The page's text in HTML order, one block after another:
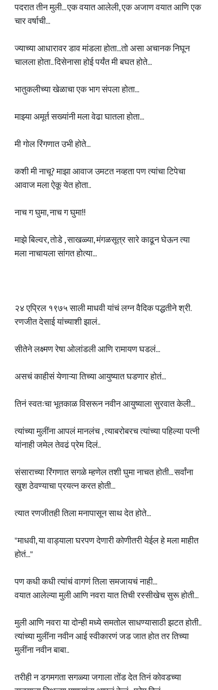
पदरात तीन मुली... एक वयात आलेली, एक अजाण वयात आणि एक
चार वर्षाची...
ज्याच्या आधारावर डाव मांडला होता...तो असा अचानक निघून
चालला होता.. दिसेनासा होई पर्यंत मी बघत होते...
भातुकलीच्या खेळाचा एक भाग संपला होता...
माझ्या अमूर्त सख्यांनी मला वेढा घातला होता...
मी गोल रिंगणात उभी होते...
कशी मी नाचू? माझा आवाज उमटत नव्हता पण त्यांचा टिपेचा
आवाज मला ऐकू येत होता..
नाच ग घुमा, नाच ग घुमा!!
माझे बिल्वर, तोडे , साखळ्या, मंगळसूत्र सारे काढून घेऊन त्या
मला नाचायला सांगत होत्या...
२४ एप्रिल १९७५ साली माधवी यांचं लग्न वैदिक पद्धतीने श्री.
रणजीत देसाई यांच्याशी झालं..
सीतेने लक्ष्मण रेषा ओलांडली आणि रामायण घडलं...
असचं काहीसं येणाऱ्या तिच्या आयुष्यात घडणार होतं...
तिनं स्वतःचा भूतकाळ विसरून नवीन आयुष्याला सुरवात केली...
त्यांच्या मुलींना आपलं मानलंच , त्याबरोबरच त्यांच्या पहिल्या पत्नी
यांनाही जमेल तेवढं प्रेम दिलं..
संसाराच्या रिंगणात सगळे म्हणेल तशी घुमा नाचत होती... सर्वांना
खुश ठेवण्याचा प्रयत्न करत होती...
त्यात रणजीतही तिला मनापासून साथ देत होते...
"माधवी, या वाड्याला घरपण देणारी कोणीतरी येईल हे मला माहीत
होतं..."
पण कधी कधी त्यांचं वागणं तिला समजायचं नाही...
वयात आलेल्या मुली आणि नवरा यात तिची रस्सीखेच सुरू होती...
मुली आणि नवरा या दोन्ही मध्ये समतोल साधण्यासाठी झटत होती..
त्यांच्या मुलींना नवीन आई स्वीकारणं जड जात होत तर तिच्या
मुलींना नवीन बाबा..
तरीही न डगमगता सगळ्या जगाला तोंड देत तिनं कोवडच्या